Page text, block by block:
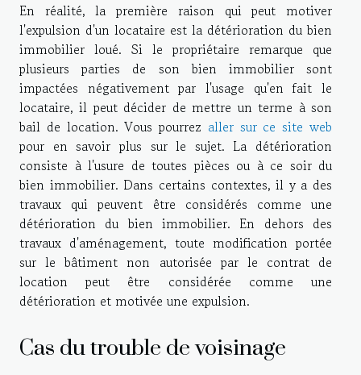
En réalité, la première raison qui peut motiver
l'expulsion d'un locataire est la détérioration du bien
immobilier loué. Si le propriétaire remarque que
plusieurs parties de son bien immobilier sont
impactées négativement par l'usage qu'en fait le
locataire, il peut décider de mettre un terme à son
bail de location. Vous pourrez aller sur ce site web
pour en savoir plus sur le sujet. La détérioration
consiste à l'usure de toutes pièces ou à ce soir du
bien immobilier. Dans certains contextes, il y a des
travaux qui peuvent être considérés comme une
détérioration du bien immobilier. En dehors des
travaux d'aménagement, toute modification portée
sur le bâtiment non autorisée par le contrat de
location peut être considérée comme une
détérioration et motivée une expulsion.
Cas du trouble de voisinage